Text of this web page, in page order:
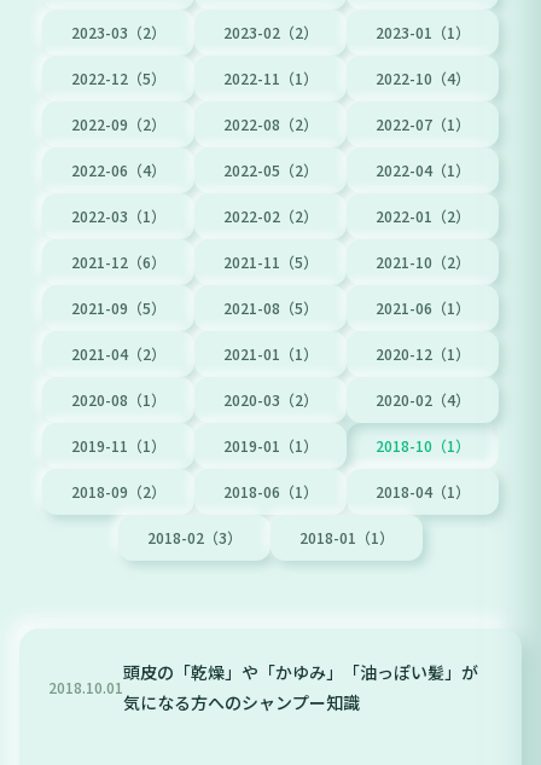
2023-03（2） 2023-02（2） 2023-01（1）
2022-12（5） 2022-11（1） 2022-10（4）
2022-09（2） 2022-08（2） 2022-07（1）
2022-06（4） 2022-05（2） 2022-04（1）
2022-03（1） 2022-02（2） 2022-01（2）
2021-12（6） 2021-11（5） 2021-10（2）
2021-09（5） 2021-08（5） 2021-06（1）
2021-04（2） 2021-01（1） 2020-12（1）
2020-08（1） 2020-03（2） 2020-02（4）
2019-11（1） 2019-01（1） 2018-10（1）
2018-09（2） 2018-06（1） 2018-04（1）
2018-02（3） 2018-01（1）
2018.10.01
頭皮の「乾燥」や「かゆみ」「油っぽい髪」が
気になる方へのシャンプー知識